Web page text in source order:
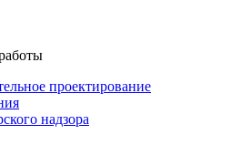
проектирование
надзора